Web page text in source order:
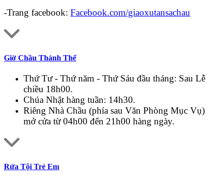
-Trang facebook: Facebook.com/giaoxutansachau
Giờ Chầu Thánh Thể
Thứ Tư - Thứ năm - Thứ Sáu đầu tháng: Sau Lễ
chiều 18h00.
Chúa Nhật hàng tuần: 14h30.
Riêng Nhà Chầu (phía sau Văn Phòng Mục Vụ)
mở cửa từ 04h00 đến 21h00 hàng ngày.
Rửa Tội Trẻ Em